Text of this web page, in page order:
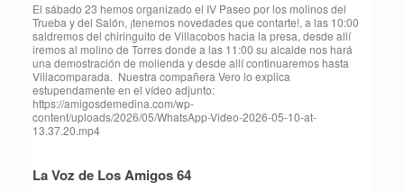
⁠El sábado 23 hemos organizado el IV Paseo por los molinos del
Trueba y del Salón, ¡tenemos novedades que contarte!, a las 10:00
saldremos del chiringuito de Villacobos hacia la presa, desde allí
iremos al molino de Torres donde a las 11:00 su alcalde nos hará
una demostración de molienda y desde allí continuaremos hasta
Villacomparada. Nuestra compañera Vero lo explica
estupendamente en el vídeo adjunto:
https://amigosdemedina.com/wp-
content/uploads/2026/05/WhatsApp-Video-2026-05-10-at-
13.37.20.mp4
La Voz de Los Amigos 64